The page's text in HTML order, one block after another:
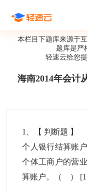
本栏目下题库来源于
题库是严
轻速云给您
海南2014年会计
1 、【 判断题 】
个人银行结算账
个体工商户的营
算账户。（ ）